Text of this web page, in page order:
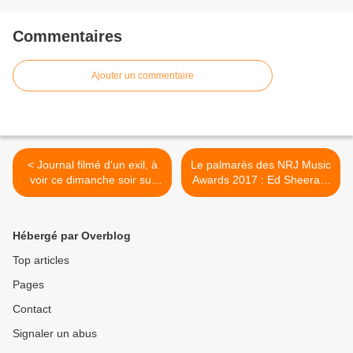
Commentaires
Ajouter un commentaire
< Journal filmé d'un exil, à
voir ce dimanche soir sur
Toute L'Histoire.
Le palmarès des NRJ Music
Awards 2017 : Ed Sheeran,
Soprano, Louane, Amir. >
Hébergé par Overblog
Top articles
Pages
Contact
Signaler un abus